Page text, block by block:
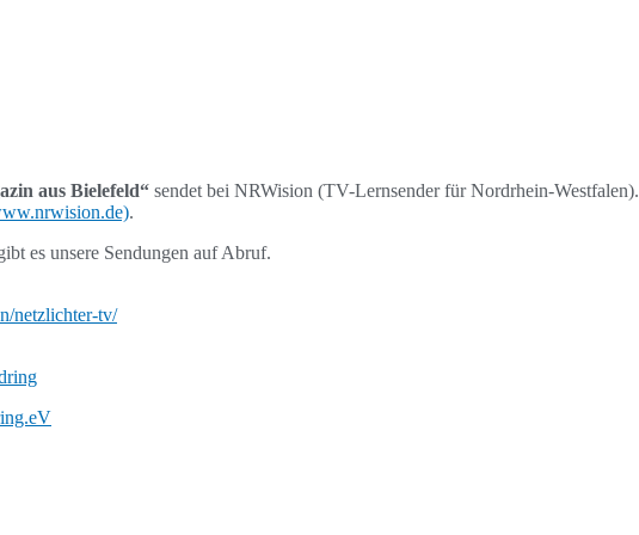
aus Bielefeld“ sendet bei NRWision (TV-Lernsender für Nordrhein-Westfalen).
.
es unsere Sendungen auf Abruf.
netzlichter-tv/